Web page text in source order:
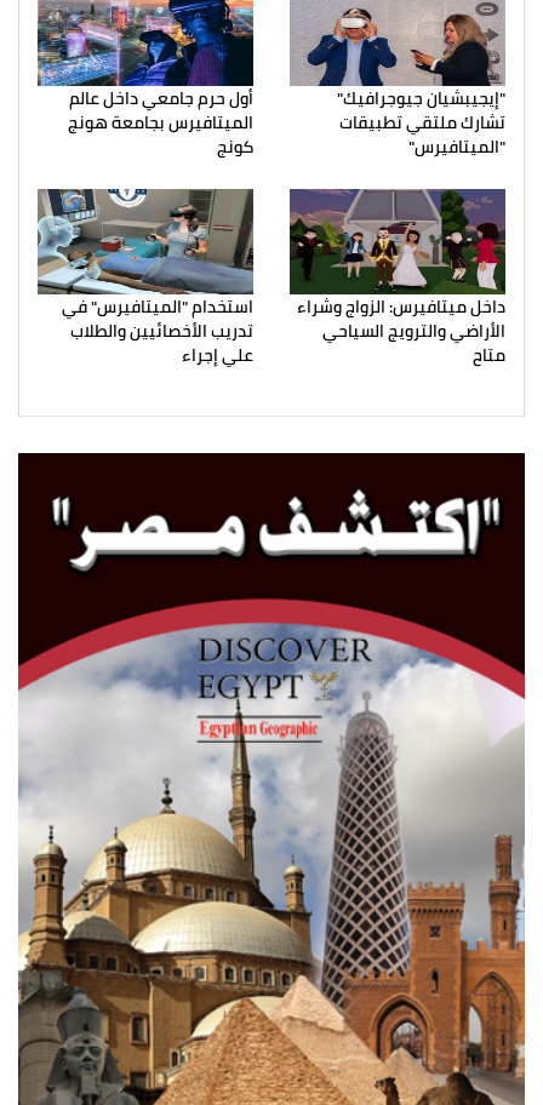
"إيجيبشيان جيوجرافيك"
تشارك ملتقي تطبيقات
"الميتافيرس"
أول حرم جامعي داخل عالم
الميتافيرس بجامعة هونج
كونج
داخل ميتافيرس: الزواج وشراء
الأراضي والترويج السياحي
متاح
استخدام "الميتافيرس" في
تدريب الأخصائيين والطلاب
علي إجراء